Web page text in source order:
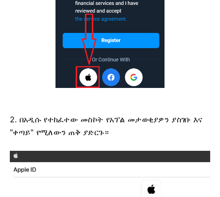
2. በአዲሱ የተከፈተው መስኮት የአፕል መታወቂያዎን ያስገቡ እና
"ቀጣይ" የሚለውን ጠቅ ያድርጉ።